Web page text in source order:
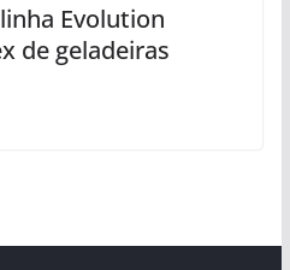
Evolution
de geladeiras